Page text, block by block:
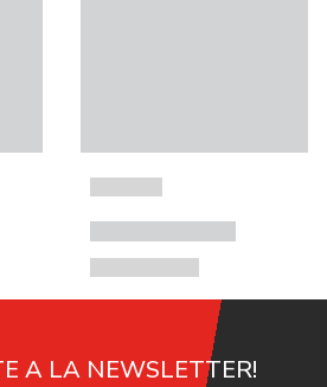
A LA NEWSLETTER!